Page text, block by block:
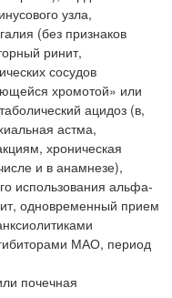
узла,
(без признаков
ринит,
сосудов
хромотой» или
ацидоз (в,
астма,
хроническая
и в анамнезе),
использования альфа-
одновременный прием
МАО, период
почечная